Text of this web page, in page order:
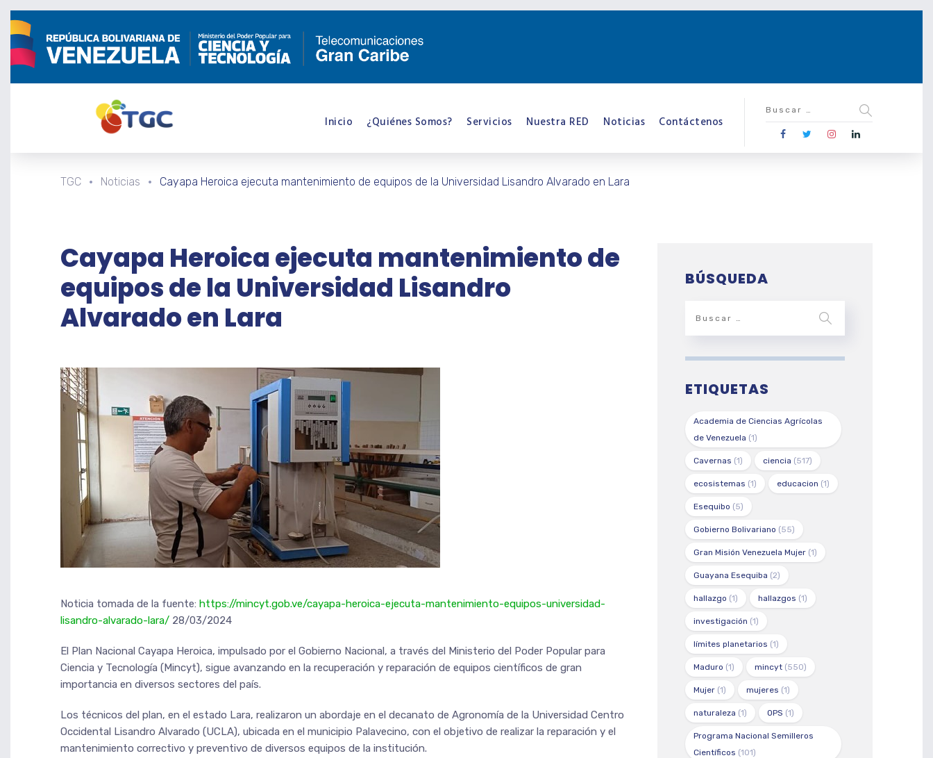
Inicio ¿Quiénes Somos? Servicios Nuestra RED Noticias Contáctenos
TGC Noticias Cayapa Heroica ejecuta mantenimiento de equipos de la Universidad Lisandro Alvarado en Lara
Cayapa Heroica ejecuta mantenimiento de
equipos de la Universidad Lisandro
Alvarado en Lara
Noticia tomada de la fuente: https://mincyt.gob.ve/cayapa-heroica-ejecuta-mantenimiento-equipos-universidad-
lisandro-alvarado-lara/ 28/03/2024
El Plan Nacional Cayapa Heroica, impulsado por el Gobierno Nacional, a través del Ministerio del Poder Popular para
Ciencia y Tecnología (Mincyt), sigue avanzando en la recuperación y reparación de equipos científicos de gran
importancia en diversos sectores del país.
Los técnicos del plan, en el estado Lara, realizaron un abordaje en el decanato de Agronomía de la Universidad Centro
Occidental Lisandro Alvarado (UCLA), ubicada en el municipio Palavecino, con el objetivo de realizar la reparación y el
mantenimiento correctivo y preventivo de diversos equipos de la institución.
BÚSQUEDA
ETIQUETAS
Academia de Ciencias Agrícolas
de Venezuela (1)
Cavernas (1) ciencia (517)
ecosistemas (1) educacion (1)
Esequibo (5)
Gobierno Bolivariano (55)
Gran Misión Venezuela Mujer (1)
Guayana Esequiba (2)
hallazgo (1) hallazgos (1)
investigación (1)
límites planetarios (1)
Maduro (1) mincyt (550)
Mujer (1) mujeres (1)
naturaleza (1) OPS (1)
Programa Nacional Semilleros
Científicos (101)